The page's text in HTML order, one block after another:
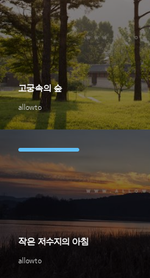
allowto
고궁속의 숲
allowto
작은 저수지의 아침